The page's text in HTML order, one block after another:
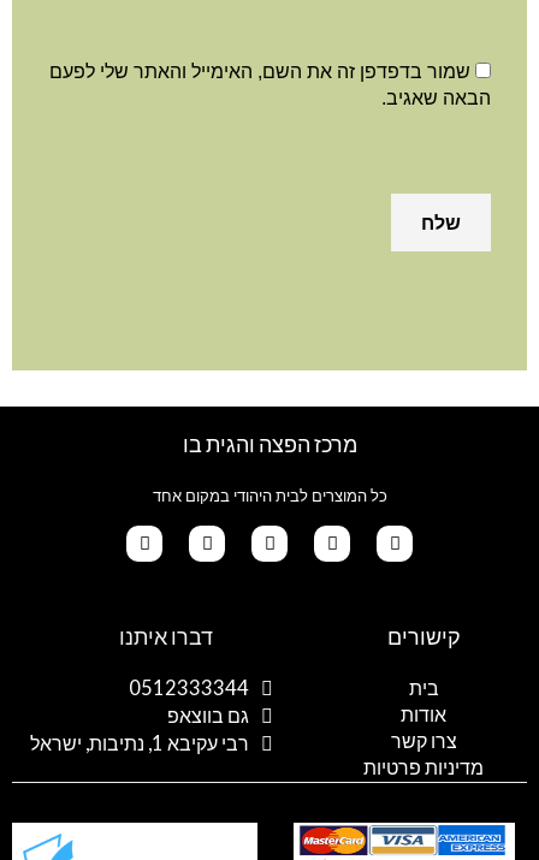
שמור בדפדפן זה את השם, האימייל והאתר שלי לפעם
הבאה שאגיב.
מרכז הפצה והגית בו
כל המוצרים לבית היהודי במקום אחד
a
p
a
g
r
a
m
k
o
k
o
l
e
קישורים
בית
אודות
צרו קשר
מדיניות פרטיות
דברו איתנו
0512333344
גם בווצאפ
רבי עקיבא 1, נתיבות, ישראל